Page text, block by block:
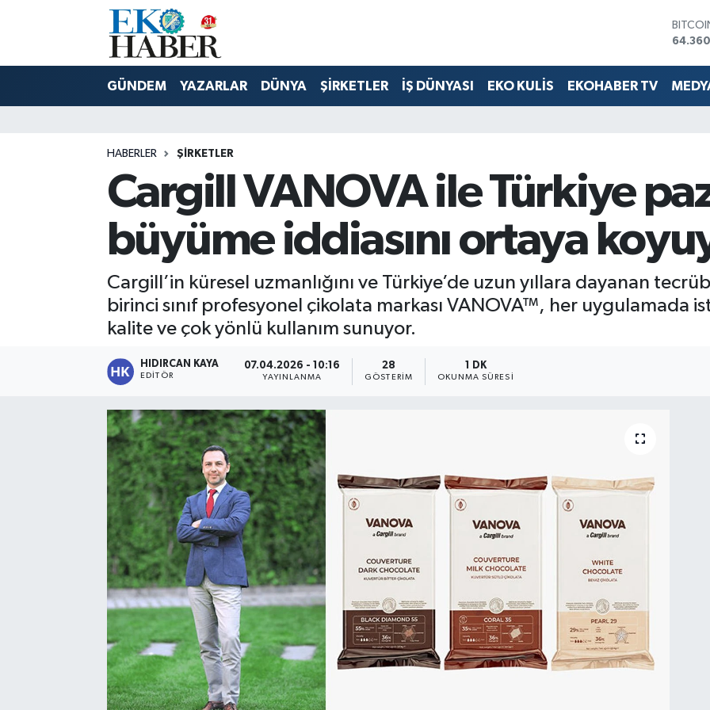
DOLAR
GÜNDEM YAZARLAR DÜNYA ŞİRKETLER İŞ DÜNYASI EKO KULİS EKOHABER TV
HABERLER ŞIRKETLER
Cargill VANOVA ile Türkiye
büyüme iddiasını ortaya
Cargill’in küresel uzmanlığını ve Türkiye’de uzun yıllara dayanan
birinci sınıf profesyonel çikolata markası VANOVA™, her uygulamada
kalite ve çok yönlü kullanım sunuyor.
HIDIRCAN KAYA
EDITÖR
07.04.2026 - 10:16
YAYINLANMA
28
GÖSTERIM
1 DK
OKUNMA SÜRESI
Hava Durumu
Tüm Manşetler
Son Dakika Haberleri